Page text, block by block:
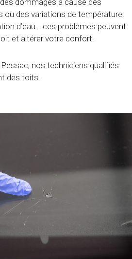
dommages à cause des
ou des variations de température.
d’eau… ces problèmes peuvent
et altérer votre confort.
nos techniciens qualifiés
des toits.